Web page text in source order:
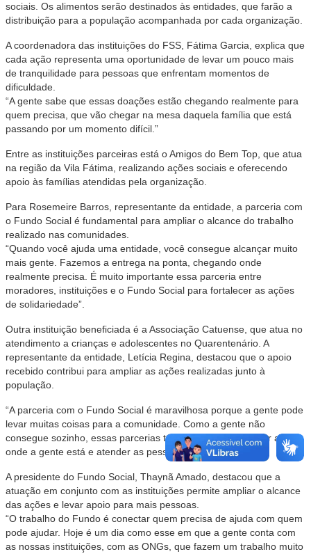
sociais. Os alimentos serão destinados às entidades, que farão a
distribuição para a população acompanhada por cada organização.
A coordenadora das instituições do FSS, Fátima Garcia, explica que
cada ação representa uma oportunidade de levar um pouco mais
de tranquilidade para pessoas que enfrentam momentos de
dificuldade.
“A gente sabe que essas doações estão chegando realmente para
quem precisa, que vão chegar na mesa daquela família que está
passando por um momento difícil.”
Entre as instituições parceiras está o Amigos do Bem Top, que atua
na região da Vila Fátima, realizando ações sociais e oferecendo
apoio às famílias atendidas pela organização.
Para Rosemeire Barros, representante da entidade, a parceria com
o Fundo Social é fundamental para ampliar o alcance do trabalho
realizado nas comunidades.
“Quando você ajuda uma entidade, você consegue alcançar muito
mais gente. Fazemos a entrega na ponta, chegando onde
realmente precisa. É muito importante essa parceria entre
moradores, instituições e o Fundo Social para fortalecer as ações
de solidariedade”.
Outra instituição beneficiada é a Associação Catuense, que atua no
atendimento a crianças e adolescentes no Quarentenário. A
representante da entidade, Letícia Regina, destacou que o apoio
recebido contribui para ampliar as ações realizadas junto à
população.
“A parceria com o Fundo Social é maravilhosa porque a gente pode
levar muitas coisas para a comunidade. Como a gente não
consegue sozinho, essas parcerias tornam mais fácil chegar até
onde a gente está e atender as pessoas que precisam”.
A presidente do Fundo Social, Thaynã Amado, destacou que a
atuação em conjunto com as instituições permite ampliar o alcance
das ações e levar apoio para mais pessoas.
“O trabalho do Fundo é conectar quem precisa de ajuda com quem
pode ajudar. Hoje é um dia como esse em que a gente conta com
as nossas instituições, com as ONGs, que fazem um trabalho muito